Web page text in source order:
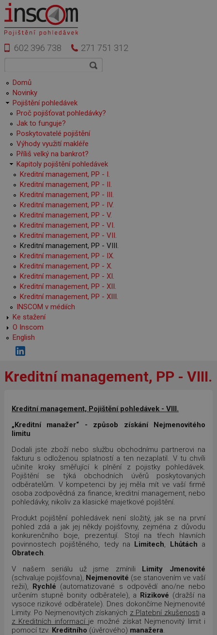
Přejít k hlavnímu obsahu
602 396 738 271 751 312
Hlavní menu
Domů
Novinky
Pojištění pohledávek
Proč pojišťovat pohledávky?
Jak to funguje?
Poskytovatelé pojištění
Výhody využití makléře
Příliš velký na bankrot?
Kapitoly pojištění pohledávek
Kreditní management, PP - I.
Kreditní management, PP - II.
Kreditní management, PP - III.
Kreditní management, PP - IV.
Kreditní management, PP - V.
Kreditní management, PP - VI.
Kreditní management, PP - VII.
Kreditní management, PP - VIII.
Kreditní management, PP - IX.
Kreditní management, PP - X.
Kreditní management, PP - XI.
Kreditní management, PP - XII.
Kreditní management, PP - XIII.
INSCOM v médiích
Ke stažení
O Inscom
English
Kreditní management, PP - VIII.
Kreditní management, Pojištění pohledávek - VIII.
„Kreditní manažer“ - způsob získání Nejmenovitého
limitu
Dodali jste zboží nebo službu obchodnímu partnerovi na
fakturu s odloženou splatností a ten nezaplatil. V tu chvíli
učiníte kroky směřující k plnění z pojistky pohledávek.
Pojištění se týká obchodních úvěrů poskytovaných
odběratelům. V kompetenci by jej měla mít ve vaší firmě
osoba zodpovědná za finance, kreditní management, nebo
pohledávky, nikoliv za klasické majetkové pojištění.
Produkt pojištění pohledávek není složitý, jak se na první
pohled zdá a jak jej někdy pojišťovny, zejména z důvodu
konkurenčního boje, prezentují. Stojí na třech hlavních
povinnostech pojištěného, tedy na Limitech Lhůtách a
Obratech
V našem seriálu už jsme zmínili Limity
Jmenovité
(schvaluje pojišťovna), Nejmenovité (se stanovením ve vaší
režii), Rychlé (automatizované s odpovědí ano/ne nebo
určením stupně bonity odběratele), a Rizikové (dražší na
vysoce rizikové odběratele). Dnes dokončíme Nejmenovité
Limity. Po Nejmenovitých získaných z Platební zkušenosti a
z Kreditních informací je možné získat Nejmenovitý limit i
pomocí tzv. Kreditního (úvěrového) manažera